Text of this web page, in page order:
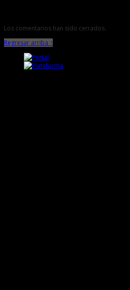
Los comentarios han sido cerrados.
Regresar arriba ↑